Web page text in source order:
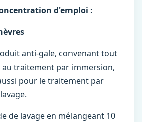
d'emploi :
anti-gale, convenant tout
traitement par immersion,
pour le traitement par
de lavage en mélangeant 10